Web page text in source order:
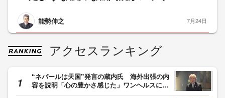
能勢伸之 7月24日
アクセスランキング
“ネパールは天国”発言の蔵内氏 海外出張の内
容を説明「心の豊かさ感じた」ワンヘルスに関
するMOU締結も 福岡